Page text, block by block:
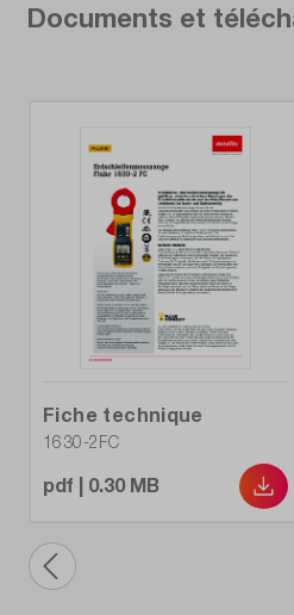
Documents et
Fiche technique
1630-2FC
pdf | 0.30 MB